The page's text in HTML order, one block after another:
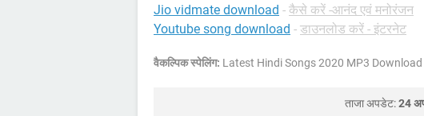
Jio vidmate download - कैसे करें -आनंद एवं मनोरंजन
Youtube song download - डाउनलोड करें - इंटरनेट
वैकल्पिक स्पेलिंग: Latest Hindi Songs 2020 MP3 Download
ताजा अपडेट:24